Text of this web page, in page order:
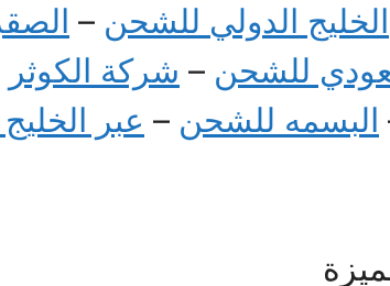
الخليج الدولي للشحن –
للشحن – شركة الكوثر
البسمه للشحن – عبر